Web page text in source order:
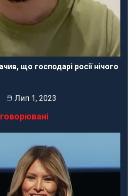
що господарі росії нічого
Лип 1, 2023